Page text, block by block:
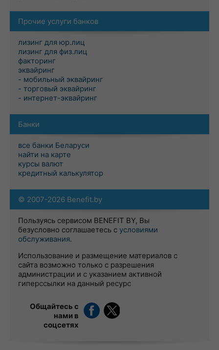
Прочие услуги банков
лизинг для юр.лиц
лизинг для физ.лиц
факторинг
эквайринг
- мобильный эквайринг
- торговый эквайринг
- интернет-эквайринг
Банки
все банки Беларуси
найти на карте
курсы валют
кредитный калькулятор
© 2007-2026 Benefit.by
Пользуясь сервисом BENEFIT BY, Вы
безусловно соглашаетесь с условиями
обслуживания.
Использование и размещение материалов с
сайта возможно только с разрешения
администрации и с указанием активной
гиперссылки на данный ресурс
Общайтесь с
нами в
соцсетях